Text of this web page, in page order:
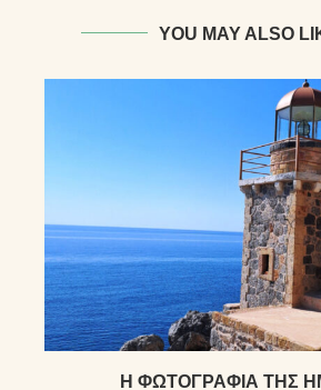
YOU MAY ALSO
Η ΦΩΤΟΓΡΑΦΊΑ ΤΗΣ